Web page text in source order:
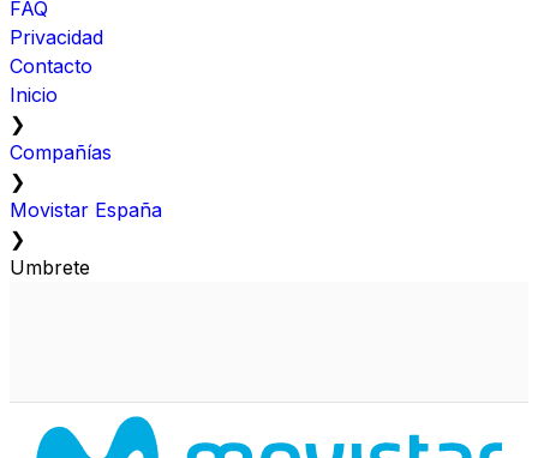
FAQ
Privacidad
Contacto
Inicio
❯
Compañías
❯
Movistar España
❯
Umbrete